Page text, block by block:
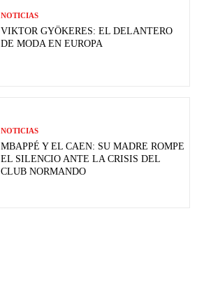
NOTICIAS
VIKTOR GYÖKERES: EL DELANTERO
DE MODA EN EUROPA
NOTICIAS
MBAPPÉ Y EL CAEN: SU MADRE ROMPE
EL SILENCIO ANTE LA CRISIS DEL
CLUB NORMANDO